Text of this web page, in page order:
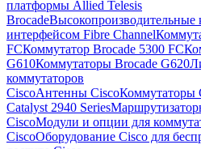
платформы Allied Telesis
BrocadeВысокопроизводительные
интерфейсом Fibre Channel
FCКоммутатор Brocade 5300 FC
G610Коммутаторы Brocade G620
коммутаторов
CiscoАнтенны CiscoКоммутаторы
Catalyst 2940 Series
CiscoМодули и опции для
CiscoОборудование Cisco для